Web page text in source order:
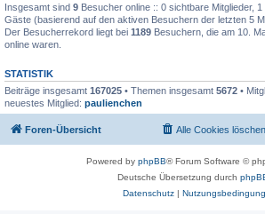
Insgesamt sind 9 Besucher online :: 0 sichtbare Mitglieder,
Gäste (basierend auf den aktiven Besuchern der letzten 5
Der Besucherrekord liegt bei 1189 Besuchern, die am 10.
online waren.
STATISTIK
Beiträge insgesamt 167025 • Themen insgesamt 5672 •
neuestes Mitglied: paulienchen
Foren-Übersicht Alle Cookies löschen
Powered by phpBB® Forum Software ©
Deutsche Übersetzung durch
Datenschutz|